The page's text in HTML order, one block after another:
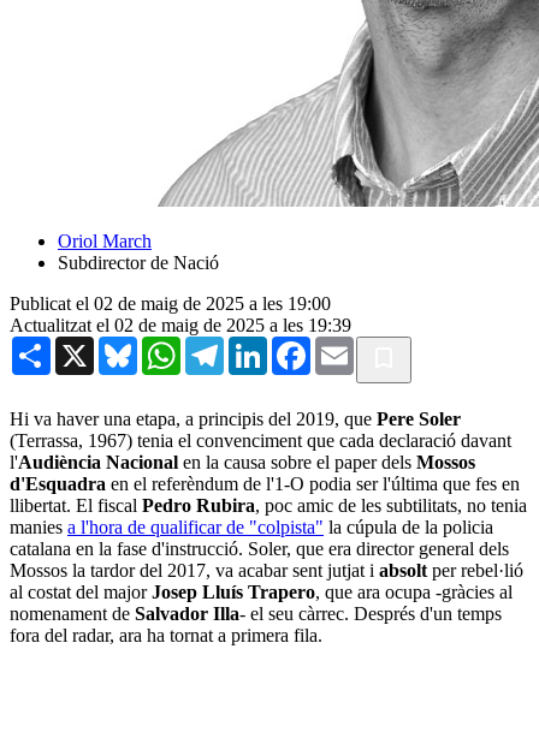
Oriol March
Subdirector de Nació
Publicat el 02 de maig de 2025 a les 19:00
Actualitzat el 02 de maig de 2025 a les 19:39
Share X BlueskyWhatsAppTelegramLinkedInFacebook
Email
Hi va haver una etapa, a principis del 2019, que Pere Soler
(Terrassa, 1967) tenia el convenciment que cada declaració davant
l'Audiència Nacional en la causa sobre el paper dels Mossos
d'Esquadra en el referèndum de l'1-O podia ser l'última que fes en
llibertat. El fiscal Pedro Rubira, poc amic de les subtilitats, no tenia
manies a l'hora de qualificar de "colpista" la cúpula de la policia
catalana en la fase d'instrucció. Soler, que era director general dels
Mossos la tardor del 2017, va acabar sent jutjat i absolt per rebel·lió
al costat del majorJosep Lluís Trapero, que ara ocupa -gràcies al
nomenament de Salvador Illa- el seu càrrec. Després d'un temps
fora del radar, ara ha tornat a primera fila.